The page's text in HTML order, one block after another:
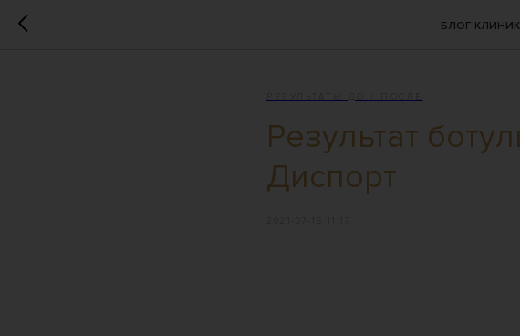
БЛОГ
Результат
Диспорт